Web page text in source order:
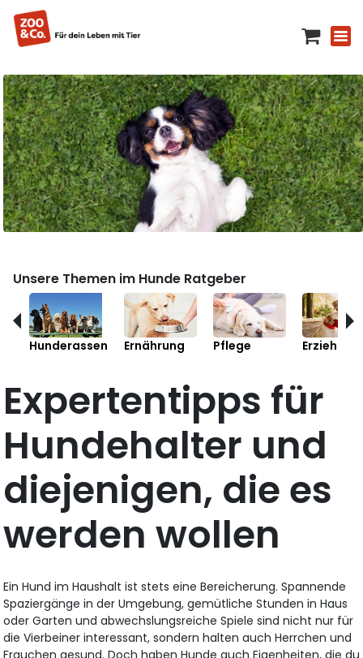
Unsere Themen im Hunde Ratgeber
Hunderassen Ernährung Pflege Erziehung
Expertentipps für
Hundehalter und
diejenigen, die es
werden wollen
Ein Hund im Haushalt ist stets eine Bereicherung. Spannende
Spaziergänge in der Umgebung, gemütliche Stunden in Haus
oder Garten und abwechslungsreiche Spiele sind nicht nur für
die Vierbeiner interessant, sondern halten auch Herrchen und